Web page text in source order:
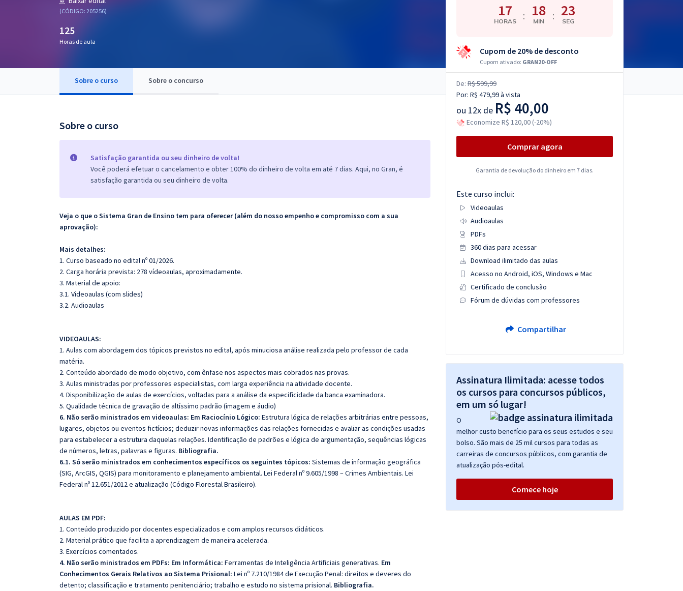
Conteúdo gratuito
(CÓDIGO: 205256)
125
Horas de aula
Sobre o curso Sobre o concurso
Sobre o curso
Satisfação garantida ou seu dinheiro de volta!
Você poderá efetuar o cancelamento e obter 100% do dinheiro de volta em até 7 dias. Aqui, no Gran, é
satisfação garantida ou seu dinheiro de volta.
Veja o que o Sistema Gran de Ensino tem para oferecer (além do nosso empenho e compromisso com a sua
aprovação):
Mais detalhes:
1. Curso baseado no edital nº 01/2026.
2. Carga horária prevista: 278 vídeoaulas, aproximadamente.
3. Material de apoio:
3.1. Videoaulas (com slides)
3.2. Audioaulas
VIDEOAULAS:
1. Aulas com abordagem dos tópicos previstos no edital, após minuciosa análise realizada pelo professor de cada
matéria.
2. Conteúdo abordado de modo objetivo, com ênfase nos aspectos mais cobrados nas provas.
3. Aulas ministradas por professores especialistas, com larga experiência na atividade docente.
4. Disponibilização de aulas de exercícios, voltadas para a análise da especificidade da banca examinadora.
5. Qualidade técnica de gravação de altíssimo padrão (imagem e áudio)
6. Não serão ministrados em videoaulas: Em Raciocínio Lógico: Estrutura lógica de relações arbitrárias entre pessoas,
lugares, objetos ou eventos fictícios; deduzir novas informações das relações fornecidas e avaliar as condições usadas
para estabelecer a estrutura daquelas relações. Identificação de padrões e lógica de argumentação, sequências lógicas
de números, letras, palavras e figuras. Bibliografia.
6.1. Só serão ministrados em conhecimentos específicos os seguintes tópicos: Sistemas de informação geográfica
(SIG, ArcGIS, QGIS) para monitoramento e planejamento ambiental. Lei Federal nº 9.605/1998 – Crimes Ambientais. Lei
Federal nº 12.651/2012 e atualização (Código Florestal Brasileiro).
AULAS EM PDF:
1. Conteúdo produzido por docentes especializados e com amplos recursos didáticos.
2. Material prático que facilita a aprendizagem de maneira acelerada.
3. Exercícios comentados.
4. Não serão ministrados em PDFs: Em Informática: Ferramentas de Inteligência Artificiais generativas. Em
Conhecimentos Gerais Relativos ao Sistema Prisional: Lei nº 7.210/1984 de Execução Penal: direitos e deveres do
detento; classificação e tratamento penitenciário; trabalho e estudo no sistema prisional. Bibliografia.
17
HORAS : 18
MIN : 22
SEG
Cupom de 20% de desconto
Cupom ativado: GRAN20-OFF
De: R$ 599,99
Por: R$ 479,99à vista
ou 12x de R$ 40,00
Economize R$ 120,00 (-20%)
Comprar agora
Garantia de devolução do dinheiro em 7 dias.
Este curso inclui:
Videoaulas
Audioaulas
PDFs
360 dias para acessar
Download ilimitado das aulas
Acesso no Android, iOS, Windows e Mac
Certificado de conclusão
Fórum de dúvidas com professores
Compartilhar
Assinatura Ilimitada: acesse todos
os cursos para concursos públicos,
em um só lugar!
O
melhor custo benefício para os seus estudos e seu
bolso. São mais de 25 mil cursos para todas as
carreiras de concursos públicos, com garantia de
atualização pós-edital.
Comece hoje